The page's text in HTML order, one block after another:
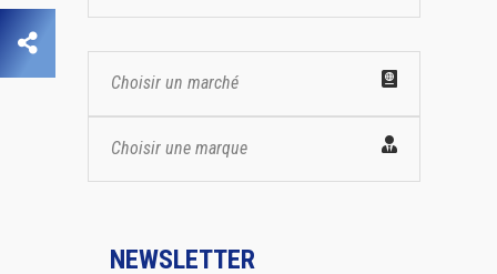
Choisir un marché
Choisir une marque
NEWSLETTER